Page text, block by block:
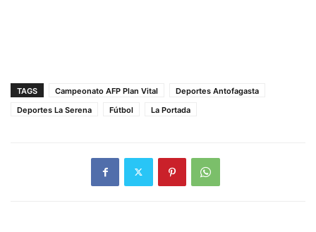
TAGS Campeonato AFP Plan Vital
Deportes Antofagasta
Deportes La Serena
Fútbol La Portada